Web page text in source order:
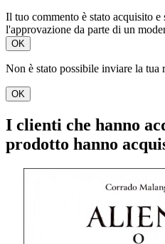
Il tuo commento è stato acquisito
l'approvazione da parte di un
OK
Non è stato possibile inviare la tua
OK
I clienti che hanno
prodotto hanno